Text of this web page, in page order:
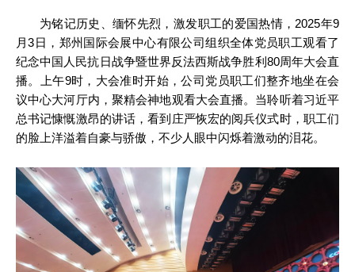
为铭记历史、缅怀先烈，激发职工的爱国热情，2025年9
月3日，郑州国际会展中心有限公司组织全体党员职工观看了
纪念中国人民抗日战争暨世界反法西斯战争胜利80周年大会直
播。上午9时，大会准时开始，公司党员职工们整齐地坐在会
议中心大河厅内，聚精会神地观看大会直播。当聆听着习近平
总书记慷慨激昂的讲话，看到庄严恢宏的阅兵仪式时，职工们
的脸上洋溢着自豪与骄傲，不少人眼中闪烁着激动的泪花。